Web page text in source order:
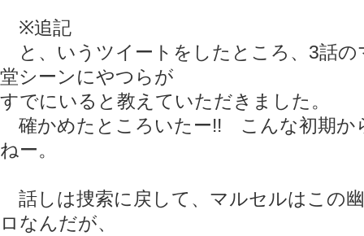
※追記
と、いうツイートをしたところ、3話の
堂シーンにやつらが
すでにいると教えていただきました。
確かめたところいたー!! こんな初期か
ねー。
話しは捜索に戻して、マルセルはこの
ロなんだが、